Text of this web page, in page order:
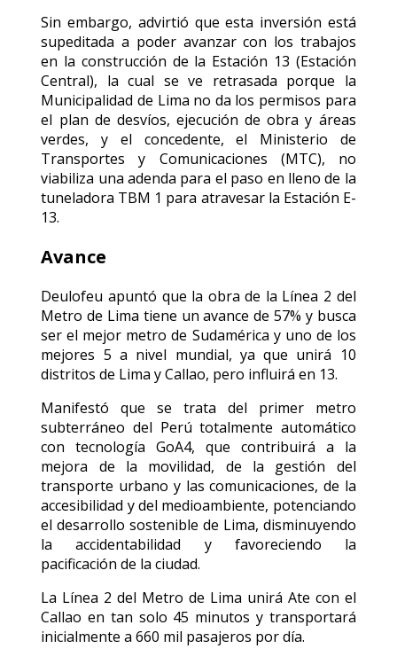
Sin embargo, advirtió que esta inversión está
supeditada a poder avanzar con los trabajos
en la construcción de la Estación 13 (Estación
Central), la cual se ve retrasada porque la
Municipalidad de Lima no da los permisos para
el plan de desvíos, ejecución de obra y áreas
verdes, y el concedente, el Ministerio de
Transportes y Comunicaciones (MTC), no
viabiliza una adenda para el paso en lleno de la
tuneladora TBM 1 para atravesar la Estación E-
13.
Avance
Deulofeu apuntó que la obra de la Línea 2 del
Metro de Lima tiene un avance de 57% y busca
ser el mejor metro de Sudamérica y uno de los
mejores 5 a nivel mundial, ya que unirá 10
distritos de Lima y Callao, pero influirá en 13.
Manifestó que se trata del primer metro
subterráneo del Perú totalmente automático
con tecnología GoA4, que contribuirá a la
mejora de la movilidad, de la gestión del
transporte urbano y las comunicaciones, de la
accesibilidad y del medioambiente, potenciando
el desarrollo sostenible de Lima, disminuyendo
la accidentabilidad y favoreciendo la
pacificación de la ciudad.
La Línea 2 del Metro de Lima unirá Ate con el
Callao en tan solo 45 minutos y transportará
inicialmente a 660 mil pasajeros por día.